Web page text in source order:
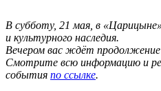
В субботу, 21 мая, в
и культурного наследия.
Вечером вас ждёт продолжение
Смотрите всю информацию и
события по ссылке.